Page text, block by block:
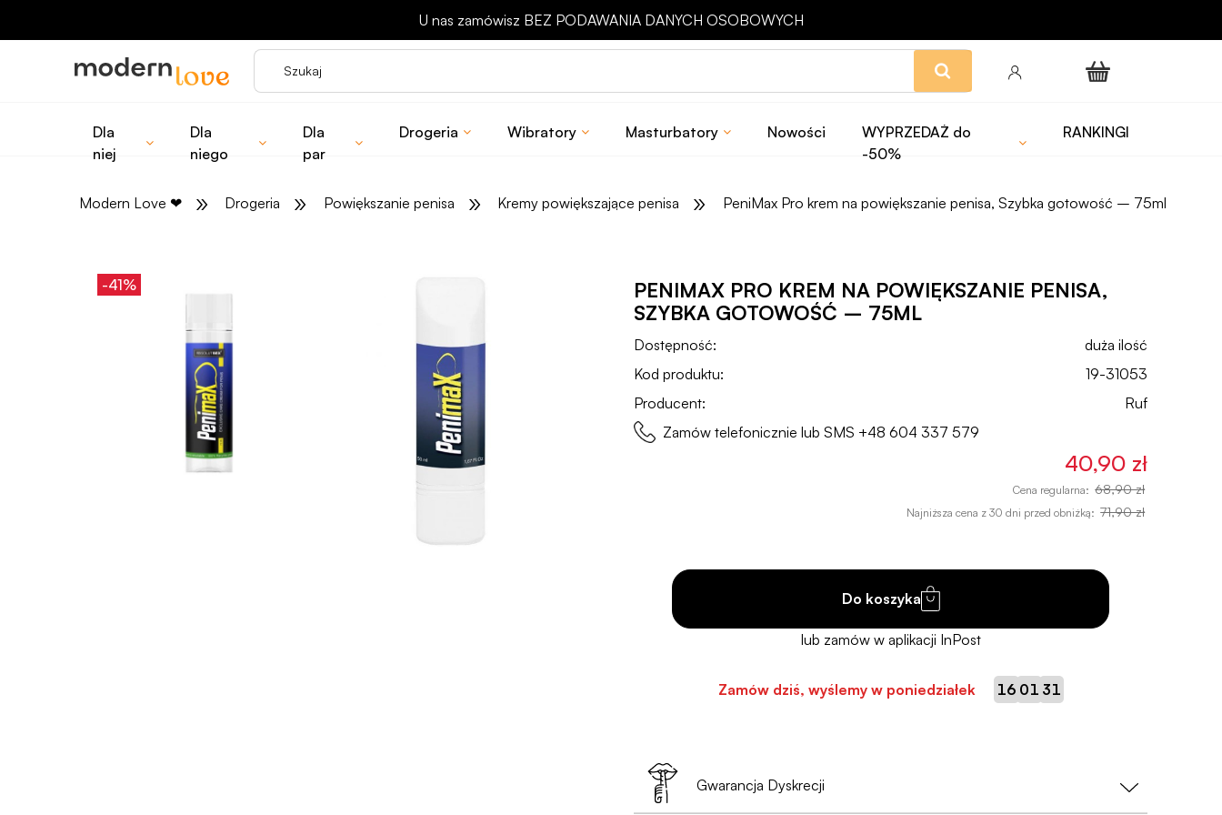
U nas zamówisz BEZ PODAWANIA DANYCH OSOBOWYCH
Dla
niej
Dla
niego
Dla
par
Drogeria Wibratory Masturbatory Nowości
WYPRZEDAŻ do
-50%
RANKINGI
Modern Love ❤ » Drogeria » Powiększanie penisa » Kremy powiększające penisa » PeniMax Pro krem na powiększanie penisa, Szybka gotowość – 75ml
-41%
PENIMAX PRO KREM NA POWIĘKSZANIE PENISA,
SZYBKA GOTOWOŚĆ – 75ML
Dostępność:
duża ilość
Kod produktu:
19-31053
Producent:
Ruf
Zamów telefonicznie lub SMS +48 604 337 579
40,90 zł
Cena regularna: 68,90 zł
Najniższa cena z 30 dni przed obniżką: 71,90 zł
Do koszyka
Zamów dziś, wyślemy w poniedziałek 16: 01 30
Gwarancja Dyskrecji